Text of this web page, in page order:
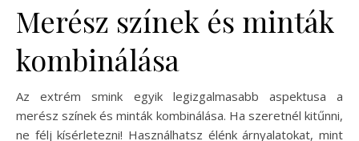
Merész színek és minták
kombinálása
Az extrém smink egyik legizgalmasabb aspektusa a
merész színek és minták kombinálása. Ha szeretnél kitűnni,
ne félj kísérletezni! Használhatsz élénk árnyalatokat, mint